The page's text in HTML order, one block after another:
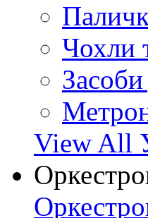
Чохли
View All